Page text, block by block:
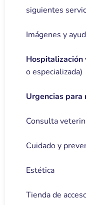
siguientes
Imágenes y
o especializada)
Urgencias para
Consulta
Cuidado y
Estética
Tienda de